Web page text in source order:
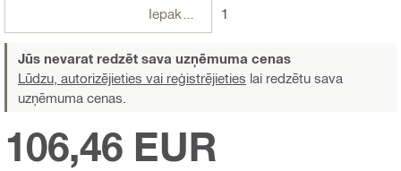
1
Jūs nevarat redzēt sava uzņēmuma cenas
Lūdzu, autorizējieties vai reģistrējieties lai redzētu sava
uzņēmuma cenas.
106,46 EUR